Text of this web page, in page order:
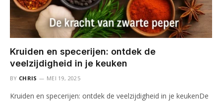
Kruiden en specerijen: ontdek de
veelzijdigheid in je keuken
BY CHRIS MEI 19, 2025
Kruiden en specerijen: ontdek de veelzijdigheid in je keukenDe